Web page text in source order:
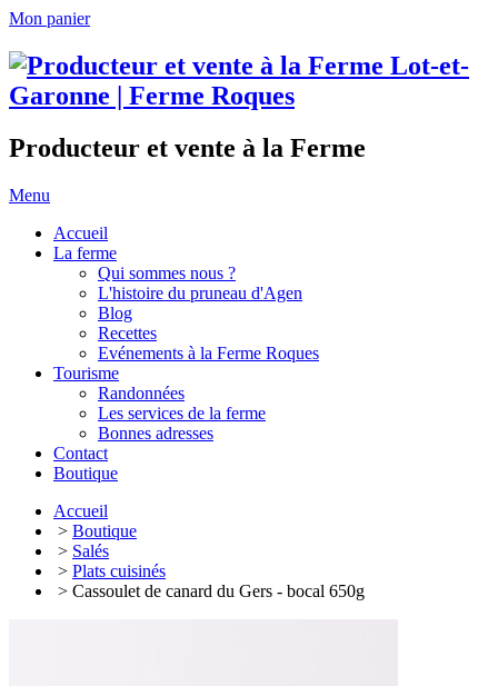
Mon panier
Producteur et vente à la Ferme
Menu
Accueil
La ferme
Qui sommes nous ?
L'histoire du pruneau d'Agen
Blog
Recettes
Evénements à la Ferme Roques
Tourisme
Randonnées
Les services de la ferme
Bonnes adresses
Contact
Boutique
Accueil
> Boutique
> Salés
> Plats cuisinés
> Cassoulet de canard du Gers - bocal 650g